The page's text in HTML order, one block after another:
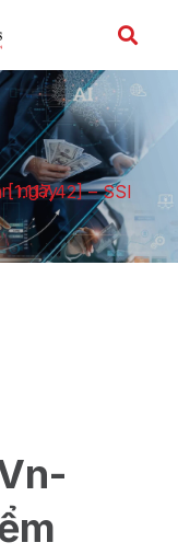
[1.117,42] – SSI